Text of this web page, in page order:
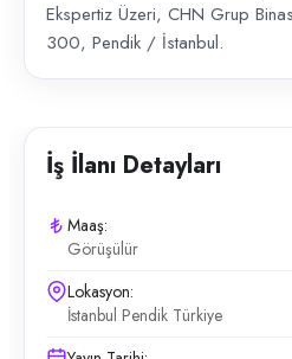
Ekspertiz Üzeri, CHN Grup
300, Pendik / İstanbul.
İş İlanı Detayları
Maaş:
Görüşülür
Lokasyon:
İstanbul Pendik Türkiye